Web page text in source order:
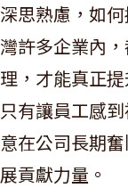
深思熟慮，如
灣許多企業內
理，才能真正
只有讓員工感
意在公司長期
展貢獻力量。